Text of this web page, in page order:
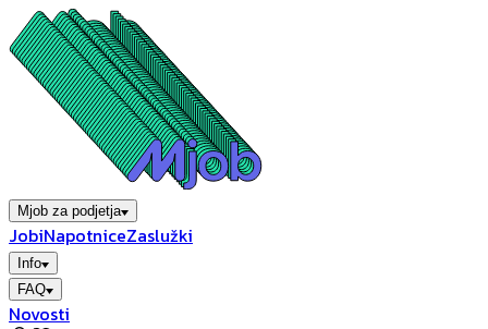
Mjob za podjetja
JobiNapotniceZaslužki
Info
FAQ
Novosti